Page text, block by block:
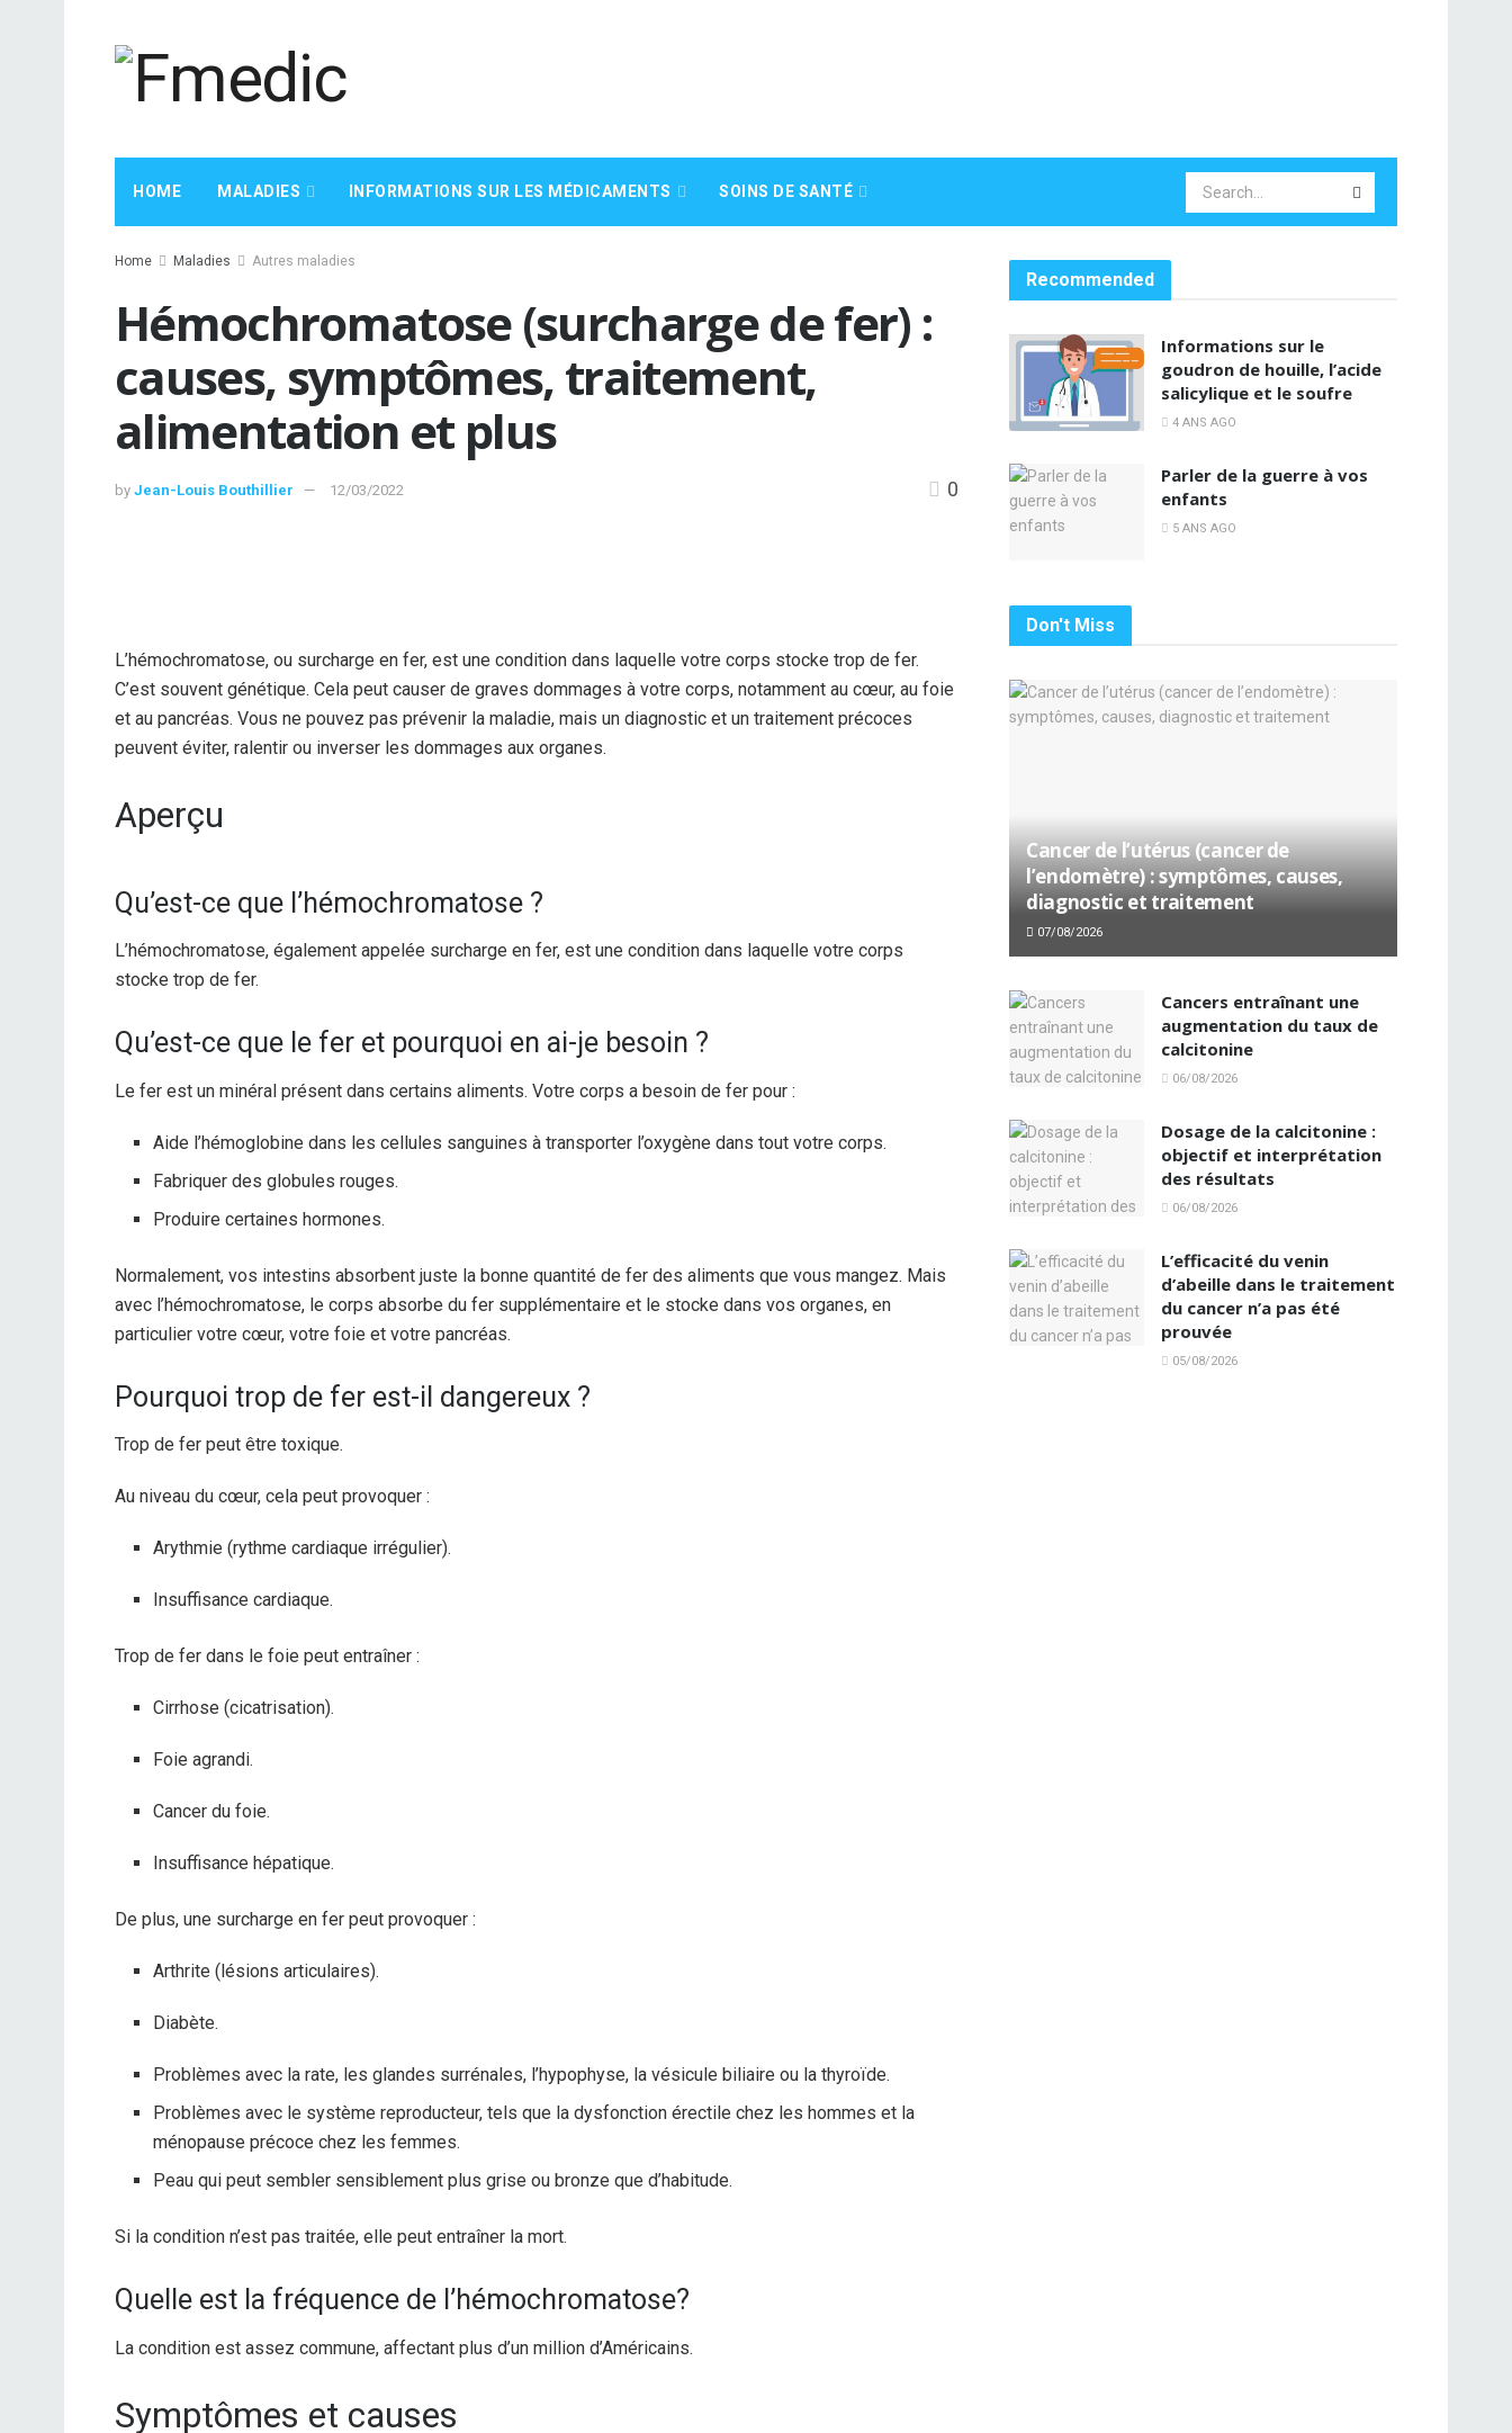
HOME MALADIES INFORMATIONS SUR LES MÉDICAMENTS SOINS DE SANTÉ
Home Maladies Autres maladies
Hémochromatose (surcharge de fer) :
causes, symptômes, traitement,
alimentation et plus
by Jean-Louis Bouthillier 12/03/2022 0
L’hémochromatose, ou surcharge en fer, est une condition dans laquelle votre corps stocke trop de fer.
C’est souvent génétique. Cela peut causer de graves dommages à votre corps, notamment au cœur, au foie
et au pancréas. Vous ne pouvez pas prévenir la maladie, mais un diagnostic et un traitement précoces
peuvent éviter, ralentir ou inverser les dommages aux organes.
Aperçu
Qu’est-ce que l’hémochromatose ?
L’hémochromatose, également appelée surcharge en fer, est une condition dans laquelle votre corps
stocke trop de fer.
Qu’est-ce que le fer et pourquoi en ai-je besoin ?
Le fer est un minéral présent dans certains aliments. Votre corps a besoin de fer pour :
Aide l’hémoglobine dans les cellules sanguines à transporter l’oxygène dans tout votre corps.
Fabriquer des globules rouges.
Produire certaines hormones.
Normalement, vos intestins absorbent juste la bonne quantité de fer des aliments que vous mangez. Mais
avec l’hémochromatose, le corps absorbe du fer supplémentaire et le stocke dans vos organes, en
particulier votre cœur, votre foie et votre pancréas.
Pourquoi trop de fer est-il dangereux ?
Trop de fer peut être toxique.
Au niveau du cœur, cela peut provoquer :
Arythmie (rythme cardiaque irrégulier).
Insuffisance cardiaque.
Trop de fer dans le foie peut entraîner :
Cirrhose (cicatrisation).
Foie agrandi.
Cancer du foie.
Insuffisance hépatique.
De plus, une surcharge en fer peut provoquer :
Arthrite (lésions articulaires).
Diabète.
Problèmes avec la rate, les glandes surrénales, l’hypophyse, la vésicule biliaire ou la thyroïde.
Problèmes avec le système reproducteur, tels que la dysfonction érectile chez les hommes et la
ménopause précoce chez les femmes.
Peau qui peut sembler sensiblement plus grise ou bronze que d’habitude.
Si la condition n’est pas traitée, elle peut entraîner la mort.
Quelle est la fréquence de l’hémochromatose?
La condition est assez commune, affectant plus d’un million d’Américains.
Symptômes et causes
Recommended
Informations sur le
goudron de houille, l’acide
salicylique et le soufre
4 ANS AGO
Parler de la guerre à vos
enfants
5 ANS AGO
Don't Miss
Cancer de l’utérus (cancer de
l’endomètre) : symptômes, causes,
diagnostic et traitement
07/08/2026
Cancers entraînant une
augmentation du taux de
calcitonine
06/08/2026
Dosage de la calcitonine :
objectif et interprétation
des résultats
06/08/2026
L’efficacité du venin
d’abeille dans le traitement
du cancer n’a pas été
prouvée
05/08/2026